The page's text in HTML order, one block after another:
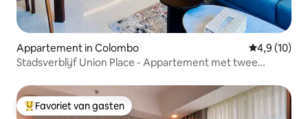
Appartement in Colombo
4,9 (10)
Stadsverblijf Union Place - Appartement met twee
Topfavoriet van gasten
Favoriet van gasten